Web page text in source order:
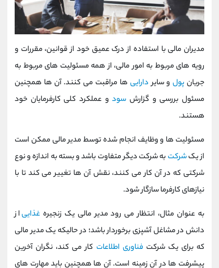
مدیران مالی با استفاده از درک عمیق خود از قوانین، مقررات و
رویه های مربوط به امور مالی، از همه مسئولیت های مربوط به
جریانپولو سایردارایی ها مراقبت می کنند. آن ها همچنین
مسئول بررسی و گزارش سودو عملکرد کلی کارفرمایان خود
هستند.
مسئولیت ها و وظایف انجام شده توسط مدیر مالی ممکن است
از یکشرکت به شرکت دیگر متفاوت باشد و بسته به اندازه و نوع
شرکتی که در آن کار می کنند، نقش آن ها تغییر می کند تا با
نیازهای کارفرما سازگار شود.
به عنوان مثال، انتظار می رود مدیر مالی یک زنجیرهغذاییاز
دانش در مشاغل آشپزی برخوردار باشد؛ در حالیکه یک مدیر مالی
که برای یک شرکتفناوری اطلاعات کار می کند، نگران آخرین
پیشرفت ها در آن زمینه است. آن ها همچنین باید مهارت های